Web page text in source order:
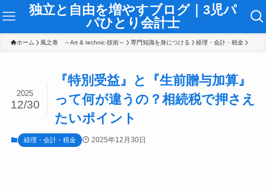
独立と自由を増やすブログ｜3児パ
パひとり会計士
ホーム 風之巻 ～Art & technic-技術～ 専門知識を身につける 経理・会計・税金
『特別受益』と『生前贈与加算』
って何が違うの？相続税で押さえ
たいポイント
2025
12/30
経理・会計・税金 2025年12月30日